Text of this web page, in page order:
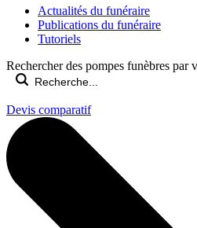
Actualités du funéraire
Publications du funéraire
Tutoriels
Rechercher des pompes funèbres par
Devis comparatif